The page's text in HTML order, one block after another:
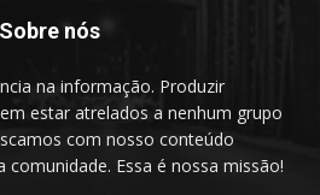
Sobre nós
na informação. Produzir
estar atrelados a nenhum grupo
com nosso conteúdo
Essa é nossa missão!